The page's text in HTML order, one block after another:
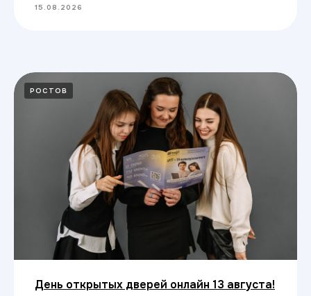
15.08.2026
РОСТОВ
День открытых дверей онлайн 13 августа!